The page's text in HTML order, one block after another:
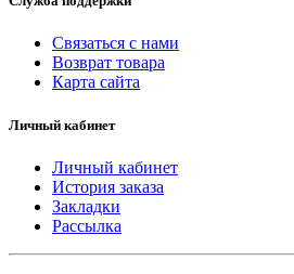
Связаться с нами
Возврат товара
Карта сайта
Личный кабинет
Личный кабинет
История заказа
Закладки
Рассылка